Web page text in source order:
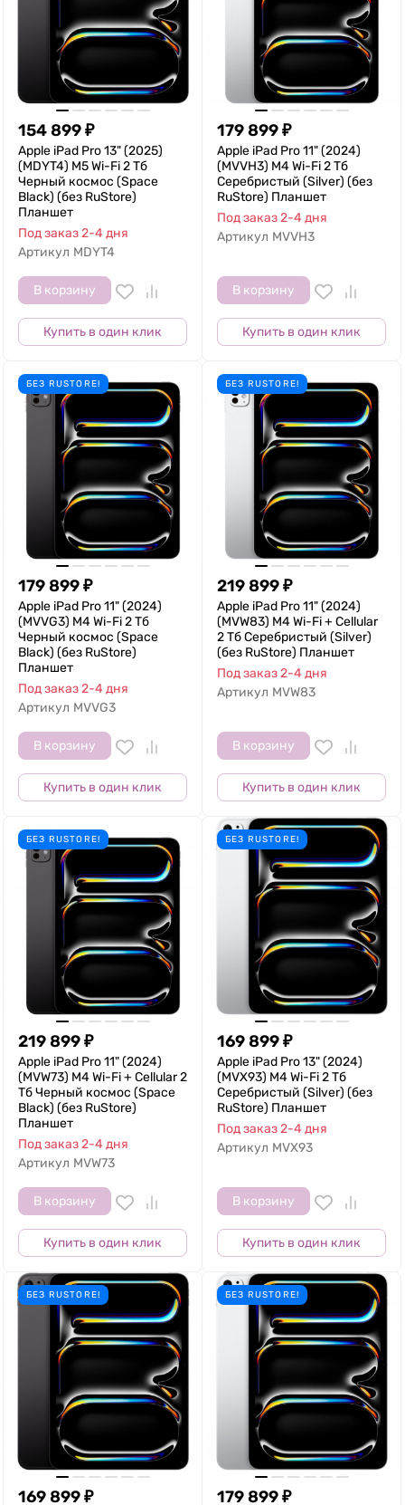
154 899₽
Apple iPad Pro 13" (2025)
(MDYT4) M5 Wi-Fi 2 Тб
Черный космос (Space
Black) (без RuStore)
Планшет
Под заказ 2-4 дня
Артикул MDYT4
В корзину
Купить в один клик
179 899₽
Apple iPad Pro 11" (2024)
(MVVH3) M4 Wi-Fi 2 Тб
Серебристый (Silver) (без
RuStore) Планшет
Под заказ 2-4 дня
Артикул MVVH3
В корзину
Купить в один клик
БЕЗ RUSTORE!
179 899₽
Apple iPad Pro 11" (2024)
(MVVG3) M4 Wi-Fi 2 Тб
Черный космос (Space
Black) (без RuStore)
Планшет
Под заказ 2-4 дня
Артикул MVVG3
В корзину
Купить в один клик
БЕЗ RUSTORE!
219 899₽
Apple iPad Pro 11" (2024)
(MVW83) M4 Wi-Fi + Cellular
2 Тб Серебристый (Silver)
(без RuStore) Планшет
Под заказ 2-4 дня
Артикул MVW83
В корзину
Купить в один клик
БЕЗ RUSTORE!
219 899₽
Apple iPad Pro 11" (2024)
(MVW73) M4 Wi-Fi + Cellular 2
Тб Черный космос (Space
Black) (без RuStore)
Планшет
Под заказ 2-4 дня
Артикул MVW73
В корзину
Купить в один клик
БЕЗ RUSTORE!
169 899₽
Apple iPad Pro 13" (2024)
(MVX93) M4 Wi-Fi 2 Тб
Серебристый (Silver) (без
RuStore) Планшет
Под заказ 2-4 дня
Артикул MVX93
В корзину
Купить в один клик
БЕЗ RUSTORE!
169 899₽
БЕЗ RUSTORE!
179 899₽